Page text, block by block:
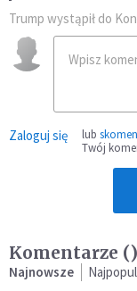
Trump wystąpił do
Zaloguj się lub
Twój
Komentarze ()
Najnowsze